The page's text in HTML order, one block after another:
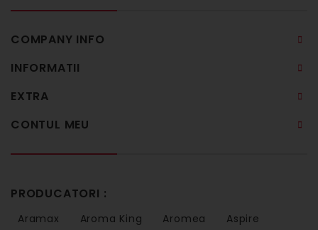
COMPANY INFO
INFORMATII
EXTRA
CONTUL MEU
PRODUCATORI :
Aramax Aroma King Aromea
Aspire